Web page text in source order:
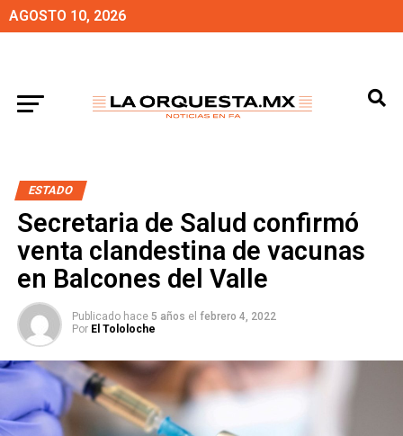
AGOSTO 10, 2026
ESTADO
Secretaria de Salud confirmó
venta clandestina de vacunas
en Balcones del Valle
Publicado hace 5 años el febrero 4, 2022
Por El Tololoche